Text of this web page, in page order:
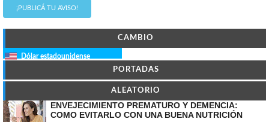
¡PUBLICÁ TU AVISO!
CAMBIO
Dólar estadounidense
PORTADAS
ALEATORIO
ENVEJECIMIENTO PREMATURO Y DEMENCIA:
COMO EVITARLO CON UNA BUENA NUTRICIÓN